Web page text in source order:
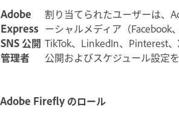
Adobe
Express
SNS 公開
管理者
割り当てられたユーザーは、
ーシャルメディア（Facebook
TikTok、LinkedIn、Pinterest
公開およびスケジュール設定を
Adobe Firefly のロール